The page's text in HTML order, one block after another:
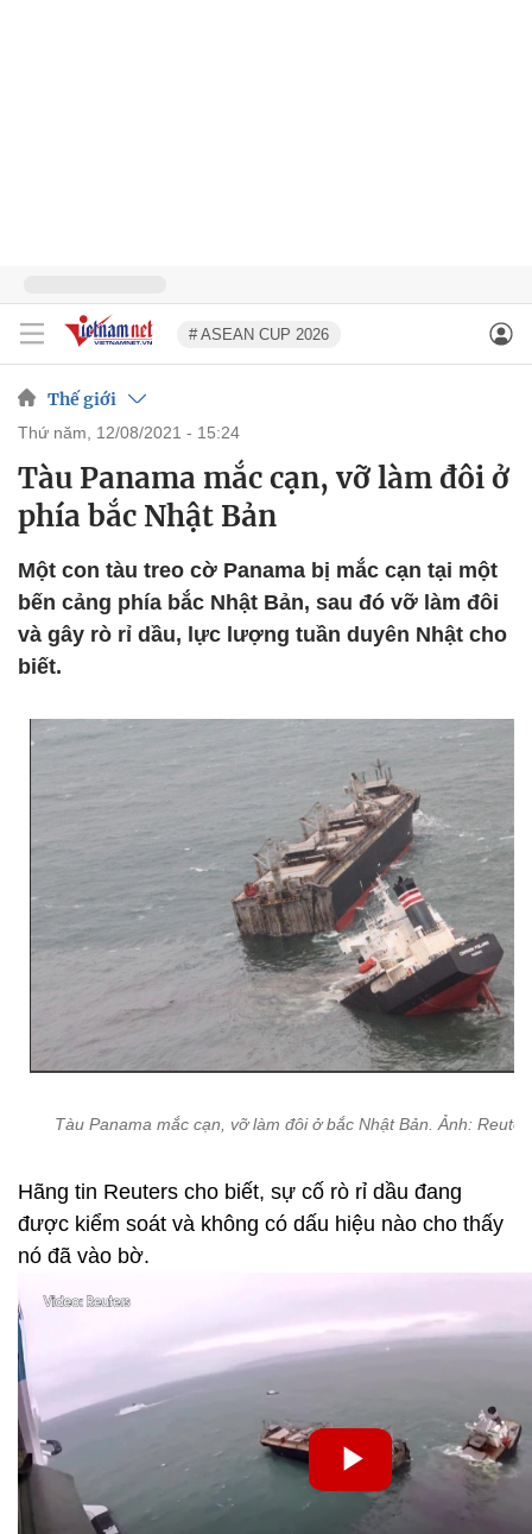
# ASEAN CUP 2026
Thế giới
thứ năm, 12/08/2021 - 15:24
Tàu Panama mắc cạn, vỡ làm đôi ở
phía bắc Nhật Bản
Một con tàu treo cờ Panama bị mắc cạn tại một
bến cảng phía bắc Nhật Bản, sau đó vỡ làm đôi
và gây rò rỉ dầu, lực lượng tuần duyên Nhật cho
biết.
Tàu Panama mắc cạn, vỡ làm đôi ở bắc Nhật Bản. Ảnh:
Hãng tin Reuters cho biết, sự cố rò rỉ dầu đang
được kiểm soát và không có dấu hiệu nào cho thấy
nó đã vào bờ.